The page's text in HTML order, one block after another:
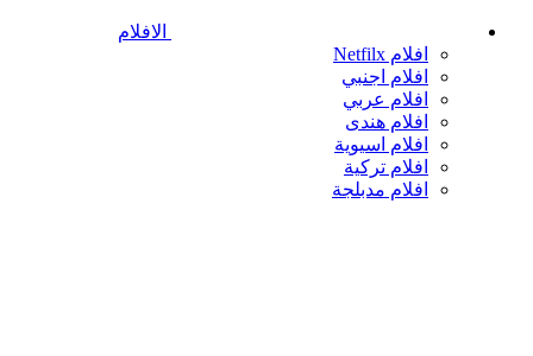
الافلام
افلام Netfilx
افلام اجنبي
افلام عربي
افلام هندى
افلام اسيوية
افلام تركية
افلام مدبلجة